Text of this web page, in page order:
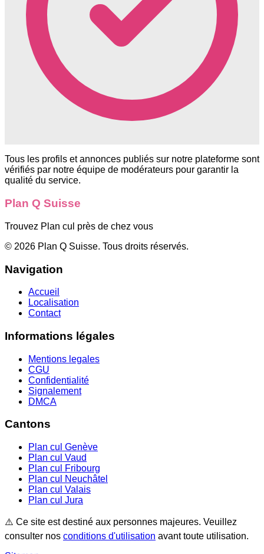
Tous les profils et annonces publiés sur notre plateforme sont
vérifiés par notre équipe de modérateurs pour garantir la
qualité du service.
Plan Q Suisse
Trouvez Plan cul près de chez vous
© 2026 Plan Q Suisse. Tous droits réservés.
Navigation
Accueil
Localisation
Contact
Informations légales
Mentions legales
CGU
Confidentialité
Signalement
DMCA
Cantons
Plan cul Genève
Plan cul Vaud
Plan cul
Fribourg
Plan cul
Neuchâtel
Plan cul Valais
Plan cul Jura
⚠️ Ce site est destiné aux personnes majeures. Veuillez
consulter nos conditions d'utilisation avant toute utilisation.